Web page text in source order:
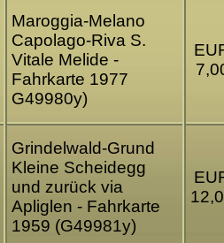
Maroggia-Melano
Capolago-Riva S.
Vitale Melide -
Fahrkarte 1977
G49980y)
Grindelwald-Grund
Kleine Scheidegg
und zurück via
Apliglen - Fahrkarte
1959 (G49981y)